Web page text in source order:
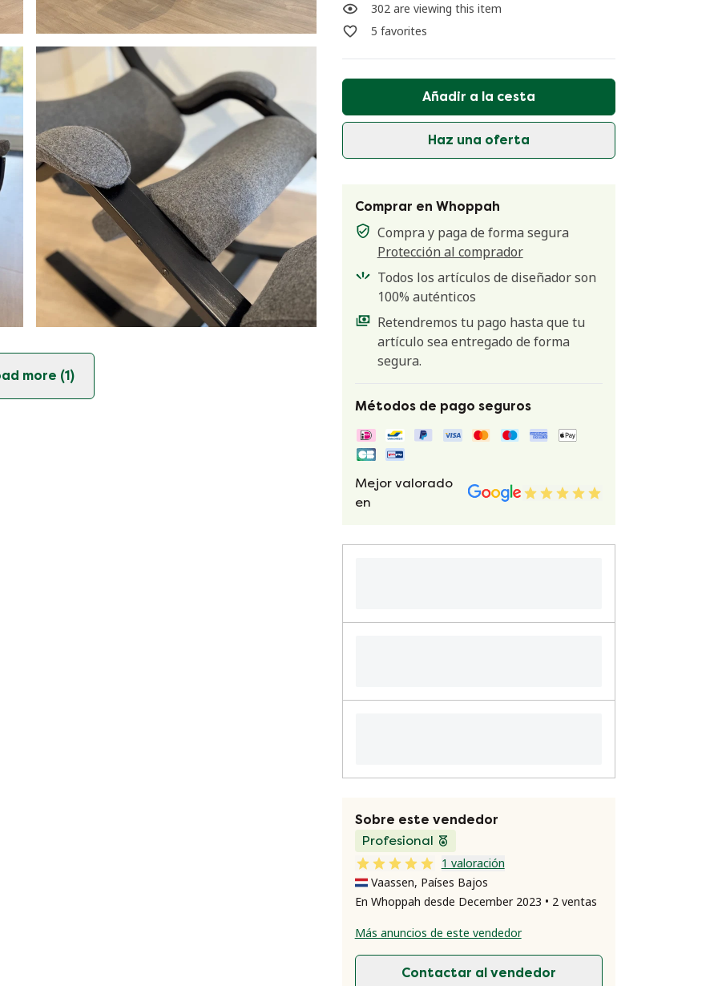
more (1)
302 are viewing this item
5 favorites
Añadir a la cesta
Haz una oferta
Comprar en Whoppah
Compra y paga de forma segura
Protección al comprador
Todos los artículos de diseñador son
100% auténticos
Retendremos tu pago hasta que tu
artículo sea entregado de forma
segura.
Métodos de pago seguros
Mejor valorado
en
Sobre este vendedor
Profesional
1 valoración
Vaassen, Países Bajos
En Whoppah desde December 2023 • 2 ventas
Más anuncios de este vendedor
Contactar al vendedor